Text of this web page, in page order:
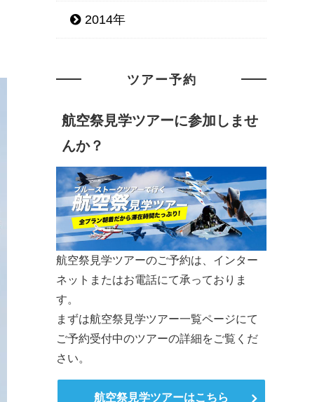
2014年
ツアー予約
航空祭見学ツアーに参加しませ
んか？
航空祭見学ツアーのご予約は、インター
ネットまたはお電話にて承っておりま
す。
まずは航空祭見学ツアー一覧ページにて
ご予約受付中のツアーの詳細をご覧くだ
さい。
航空祭見学ツアーはこちら